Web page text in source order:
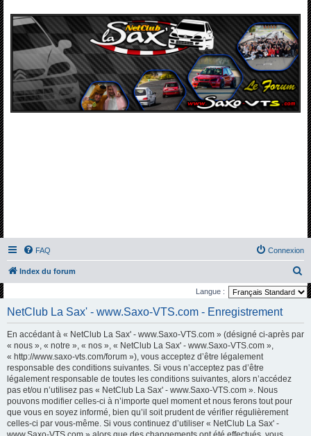
FAQ Connexion
Index du forum
e
Langue :
NetClub La Sax' - www.Saxo-VTS.com - Enregistrement
En accédant à « NetClub La Sax' - www.Saxo-VTS.com » (désigné ci-après par
« nous », « notre », « nos », « NetClub La Sax' - www.Saxo-VTS.com »,
« http://www.saxo-vts.com/forum »), vous acceptez d’être légalement
responsable des conditions suivantes. Si vous n’acceptez pas d’être
légalement responsable de toutes les conditions suivantes, alors n’accédez
pas et/ou n’utilisez pas « NetClub La Sax' - www.Saxo-VTS.com ». Nous
pouvons modifier celles-ci à n’importe quel moment et nous ferons tout pour
que vous en soyez informé, bien qu’il soit prudent de vérifier régulièrement
celles-ci par vous-même. Si vous continuez d’utiliser « NetClub La Sax' -